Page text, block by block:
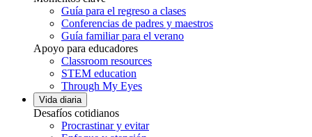
Guía para el regreso a clases
Conferencias de padres y maestros
Guía familiar para el verano
Apoyo para educadores
Classroom resources
STEM education
Through My Eyes
Vida diaria
Desafíos cotidianos
Procrastinar y evitar